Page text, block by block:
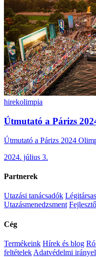
hirekolimpia
Útmutató a Párizs
Útmutató a Párizs 2024
2024. július 3.
Partnerek
Utazási tanácsadók
Utazásmenedzsment
Cég
Termékeink Hírek és blog
feltételek Adatvédelmi